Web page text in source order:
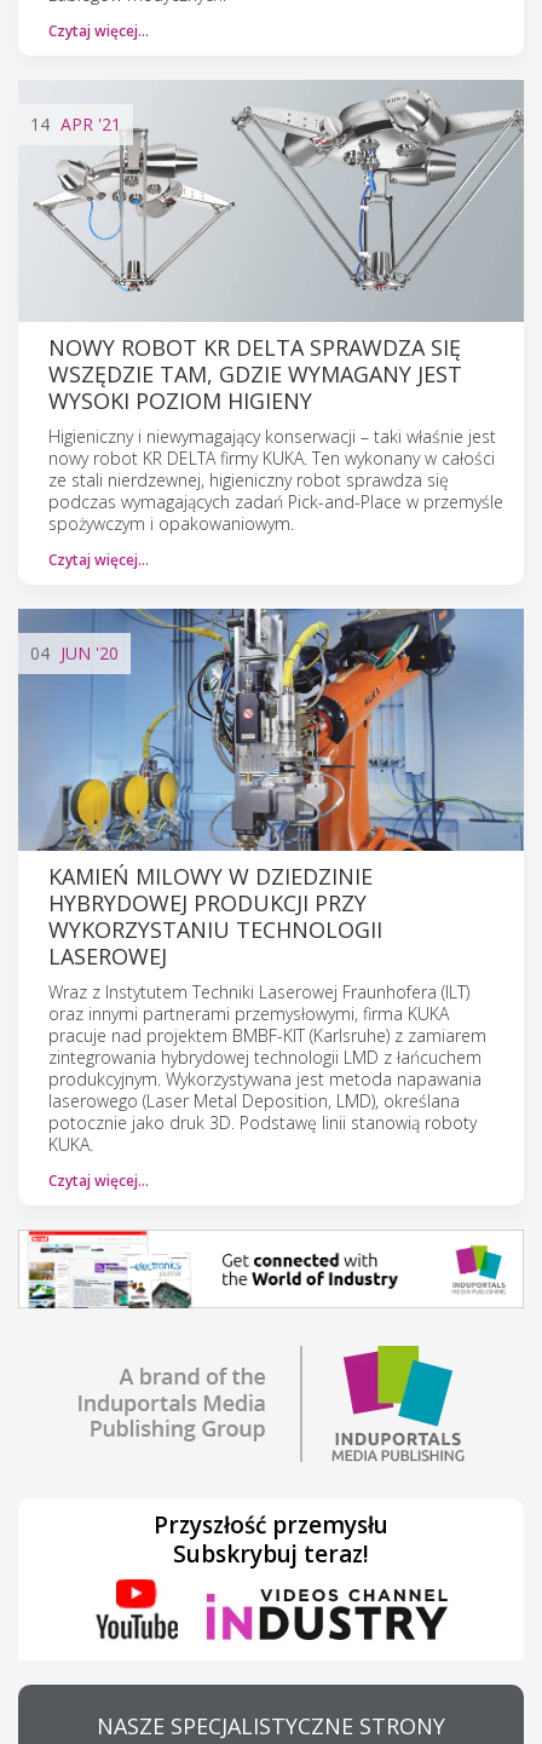
Czytaj więcej…
14 APR '21
NOWY ROBOT KR DELTA SPRAWDZA SIĘ
WSZĘDZIE TAM, GDZIE WYMAGANY JEST
WYSOKI POZIOM HIGIENY
Higieniczny i niewymagający konserwacji – taki właśnie jest
nowy robot KR DELTA firmy KUKA. Ten wykonany w całości
ze stali nierdzewnej, higieniczny robot sprawdza się
podczas wymagających zadań Pick-and-Place w przemyśle
spożywczym i opakowaniowym.
Czytaj więcej…
04 JUN '20
KAMIEŃ MILOWY W DZIEDZINIE
HYBRYDOWEJ PRODUKCJI PRZY
WYKORZYSTANIU TECHNOLOGII
LASEROWEJ
Wraz z Instytutem Techniki Laserowej Fraunhofera (ILT)
oraz innymi partnerami przemysłowymi, firma KUKA
pracuje nad projektem BMBF-KIT (Karlsruhe) z zamiarem
zintegrowania hybrydowej technologii LMD z łańcuchem
produkcyjnym. Wykorzystywana jest metoda napawania
laserowego (Laser Metal Deposition, LMD), określana
potocznie jako druk 3D. Podstawę linii stanowią roboty
KUKA.
Czytaj więcej…
Przyszłość przemysłu
Subskrybuj teraz!
NASZE SPECJALISTYCZNE STRONY